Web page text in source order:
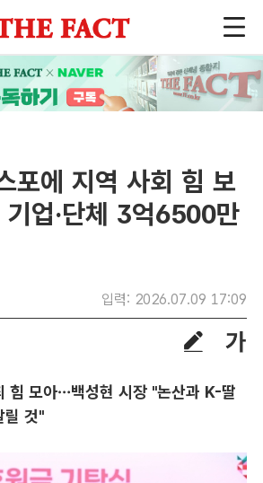
포에 지역 사회 힘 보
업·단체 3억6500만
입력: 2026.07.09 17:09
힘 모아…백성현 시장 "논산과 K-딸
릴 것"